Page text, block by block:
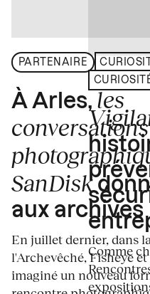
PARTENAIRE
À Arles, les
conversations
SanDisk
aux archives
En juillet dernier, dans
l'Archevêché, Fisheye
imaginé un nouveau
Comme